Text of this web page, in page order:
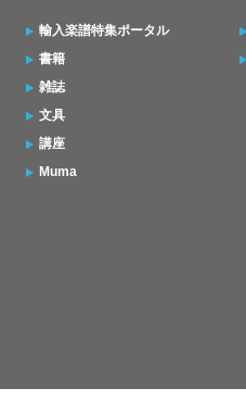
輸入楽譜特集ポータル
書籍
雑誌
文具
講座
Muma